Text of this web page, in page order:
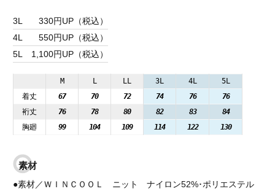
3L
330円UP（税込）
4L
550円UP（税込）
5L
1,100円UP（税込）
M L LL 3L 4L
5L
着丈
67 70 72 74 76
76
裄丈
76 78 80 82 83
84
胸廻
99 104 109 114 122 130
素材
●素材／ＷＩＮＣＯＯＬ ニット ナイロン52%･ポリエステル